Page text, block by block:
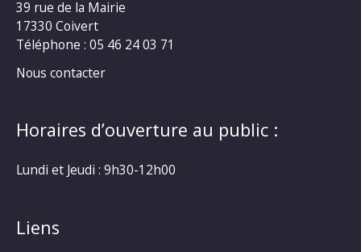
39 rue de la Mairie
17330 Coivert
Téléphone : 05 46 24 03 71
Nous contacter
Horaires d’ouverture au public :
Lundi et Jeudi : 9h30-12h00
Liens